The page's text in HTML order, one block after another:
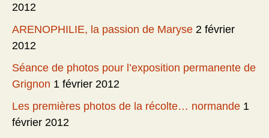
2012
ARENOPHILIE, la passion de Maryse 2 février
2012
Séance de photos pour l’exposition permanente de
Grignon 1 février 2012
Les premières photos de la récolte… normande 1
février 2012